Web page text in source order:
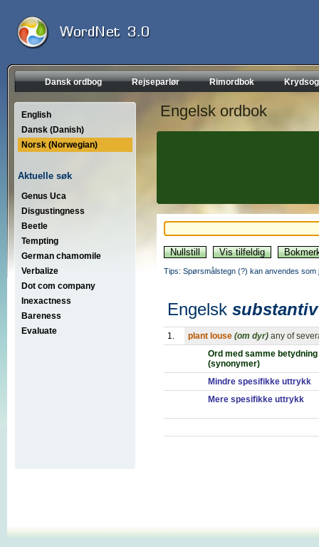
Dansk ordbog Rejseparlør Rimordbok
English
Dansk (Danish)
Norsk (Norwegian)
Aktuelle søk
Genus Uca
Disgustingness
Beetle
Tempting
German chamomile
Verbalize
Dot com company
Inexactness
Bareness
Evaluate
Engelsk ordbok
Tips: Spørsmålstegn (?) kan anvendes
Engelsk substantiv
1. plant louse (om dyr) any of
Ord med samme betydning
(synonymer)
Mindre spesifikke uttrykk
Mere spesifikke uttrykk